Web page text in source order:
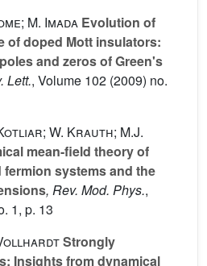
M. Imada Evolution of
of doped Mott insulators:
and zeros of Green's
Lett., Volume 102 (2009) no.
W. Krauth; M.J.
mean-field theory of
systems and the
, Rev. Mod. Phys.,
1, p. 13
Strongly
Insights from dynamical